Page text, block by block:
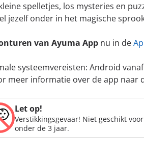
spelletjes, los mysteries en
jezelf onder in het magische
van Ayuma App nu in de
systeemvereisten: Android
meer informatie over de app naar
Let op!
Verstikkingsgevaar! Niet geschikt
onder de 3 jaar.